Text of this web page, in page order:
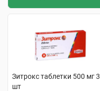
Зитрокс таблетки 500 мг 3
шт